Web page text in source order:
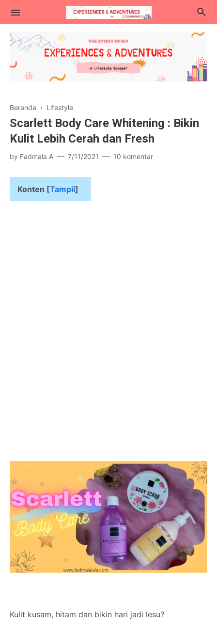
Kuliner
Traveling
Blogging & Teknologi
Parenting
Beranda › Lifestyle
Scarlett Body Care Whitening : Bikin
Kulit Lebih Cerah dan Fresh
by Fadmala A 7/11/2021 10 komentar
Konten [Tampil]
Kulit kusam, hitam dan bikin hari jadi lesu?